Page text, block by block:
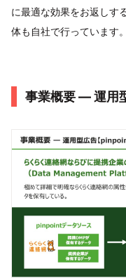
に最適な効果をお返しす
体も自社で行っています。
事業概要 ― 運用